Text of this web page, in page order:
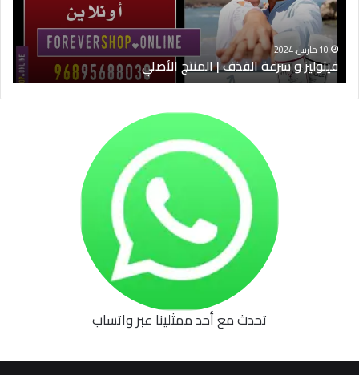
الأصلي
10 مارس، 2024
فيتوليز و سرعة القذف | المنتج الأصلي
تحدث مع أحد ممثلينا عبر واتساب